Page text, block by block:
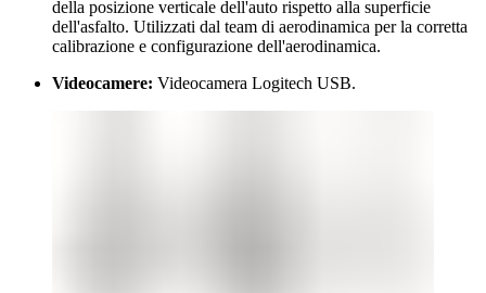
della posizione verticale dell'auto rispetto alla superficie
dell'asfalto. Utilizzati dal team di aerodinamica per la corretta
calibrazione e configurazione dell'aerodinamica.
Videocamere: Videocamera Logitech USB.